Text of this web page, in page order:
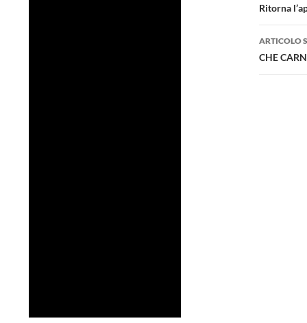
Ritorna
ARTICOLO
CHE